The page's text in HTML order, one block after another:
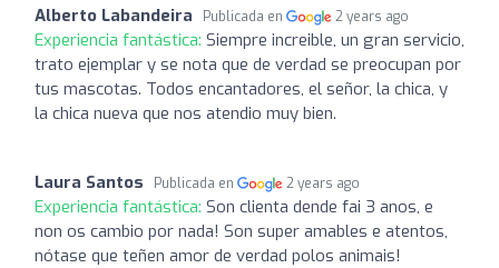
Alberto Labandeira Publicada en 2 years ago
Experiencia fantástica: Siempre increible, un gran servicio,
trato ejemplar y se nota que de verdad se preocupan por
tus mascotas. Todos encantadores, el señor, la chica, y
la chica nueva que nos atendio muy bien.
Laura Santos Publicada en 2 years ago
Experiencia fantástica: Son clienta dende fai 3 anos, e
non os cambio por nada! Son super amables e atentos,
nótase que teñen amor de verdad polos animais!